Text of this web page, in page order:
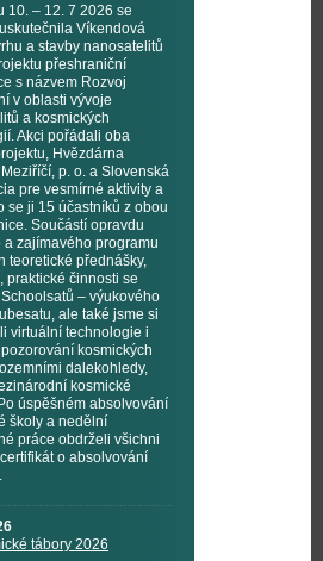
10. – 12. 7 2026 se
Víkendová
a stavby nanosatelitů
přeshraniční
s názvem Rozvoj
v oblasti vývoje
a kosmických
Akci pořádali oba
Hvězdárna
p. o. a Slovenská
pre vesmírné aktivity a
se ji 15 účastníků z obou
Součástí opravdu
a zajímavého programu
teoretické přednášky,
praktické činnosti se
– výukového
ale také jsme si
virtuální technologie i
kosmických
dalekohledy,
kosmické
úspěšném absolvování
školy a nedělní
práce obdrželi všichni
o absolvování
tábory 2026